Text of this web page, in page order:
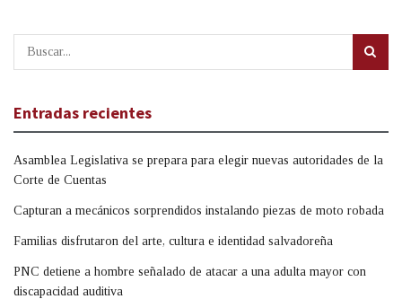
Entradas recientes
Asamblea Legislativa se prepara para elegir nuevas autoridades de la
Corte de Cuentas
Capturan a mecánicos sorprendidos instalando piezas de moto robada
Familias disfrutaron del arte, cultura e identidad salvadoreña
PNC detiene a hombre señalado de atacar a una adulta mayor con
discapacidad auditiva